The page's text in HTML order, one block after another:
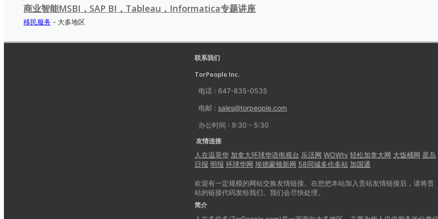
商业智能MSBI，SAP BI，Tableau，Informatica专题讲座
移民服务 - 大多地区
联系我们
TorPeople Inc.
电话 : 647-835-0535
电邮 : sales@torpeople.com
办公时间 : 9:30 - 5:30
友情连接
人在温哥华 加拿大环球华语电视台 乐活网 WOWtv 轻松加拿大网 大饭桶网 星岛
日报 明报 环球华网 埃德蒙顿新网 58同城多伦多站 加国通
欢迎有一定规模的网站交换友情链接。在您把本站加入贵站友情链接后，请将贵
站的链接代码发给我们。我们会尽快处理。
简介